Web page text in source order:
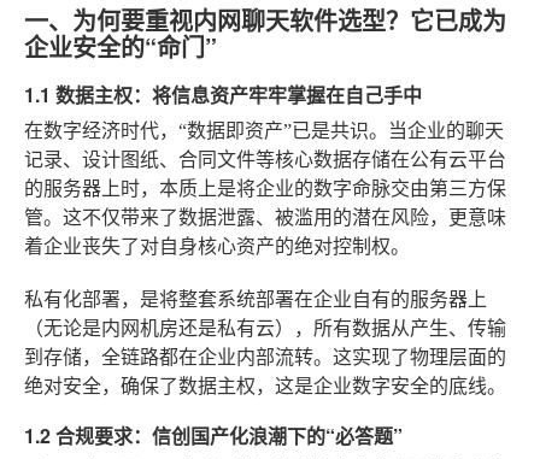
一、为何要重视内网聊天软件选型？它已成为
企业安全的“命门”
1.1 数据主权：将信息资产牢牢掌握在自己手中
在数字经济时代，“数据即资产”已是共识。当企业的聊天
记录、设计图纸、合同文件等核心数据存储在公有云平台
的服务器上时，本质上是将企业的数字命脉交由第三方保
管。这不仅带来了数据泄露、被滥用的潜在风险，更意味
着企业丧失了对自身核心资产的绝对控制权。
私有化部署，是将整套系统部署在企业自有的服务器上
（无论是内网机房还是私有云），所有数据从产生、传输
到存储，全链路都在企业内部流转。这实现了物理层面的
绝对安全，确保了数据主权，这是企业数字安全的底线。
1.2 合规要求：信创国产化浪潮下的“必答题”